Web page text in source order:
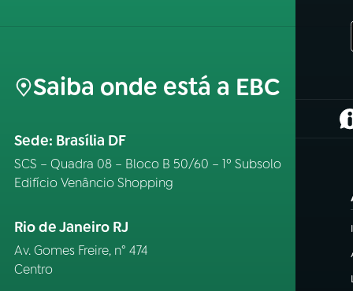
Saiba onde está a EBC
Sede: Brasília DF
SCS – Quadra 08 – Bloco B 50/60 – 1º Subsolo
Edifício Venâncio Shopping
Rio de Janeiro RJ
Av. Gomes Freire, n° 474
Centro